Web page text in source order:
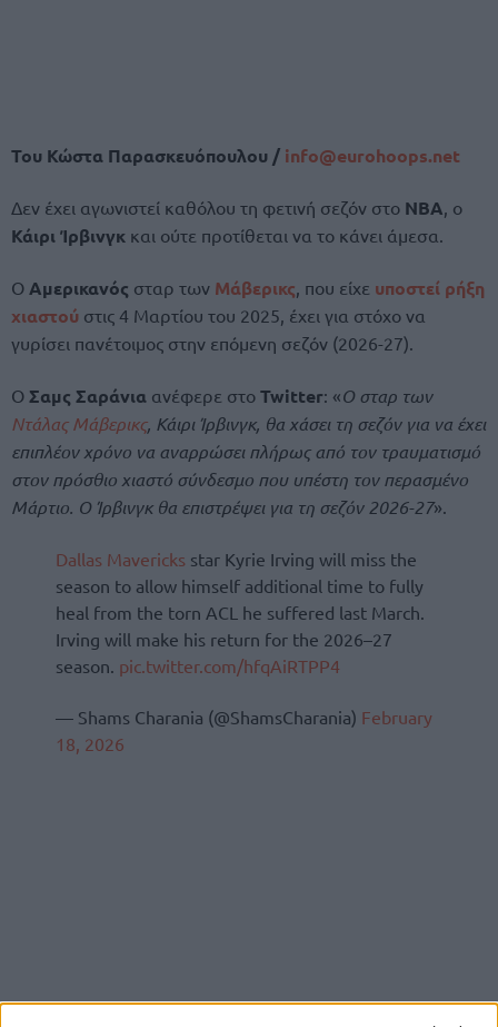
Του Κώστα Παρασκευόπουλου / info@eurohoops.net
Δεν έχει αγωνιστεί καθόλου τη φετινή σεζόν στο NBA, ο
Κάιρι Ίρβινγκ και ούτε προτίθεται να το κάνει άμεσα.
Ο Αμερικανός σταρ των Μάβερικς, που είχε υποστεί ρήξη
χιαστού στις 4 Μαρτίου του 2025, έχει για στόχο να
γυρίσει πανέτοιμος στην επόμενη σεζόν (2026-27).
Ο Σαμς Σαράνια ανέφερε στο Twitter: «Ο σταρ των
Ντάλας Μάβερικς, Κάιρι Ίρβινγκ, θα χάσει τη σεζόν για να έχει
επιπλέον χρόνο να αναρρώσει πλήρως από τον τραυματισμό
στον πρόσθιο χιαστό σύνδεσμο που υπέστη τον περασμένο
Μάρτιο. Ο Ίρβινγκ θα επιστρέψει για τη σεζόν 2026-27».
Dallas Mavericks star Kyrie Irving will miss the
season to allow himself additional time to fully
heal from the torn ACL he suffered last March.
Irving will make his return for the 2026–27
season. pic.twitter.com/hfqAiRTPP4
— Shams Charania (@ShamsCharania) February
18, 2026